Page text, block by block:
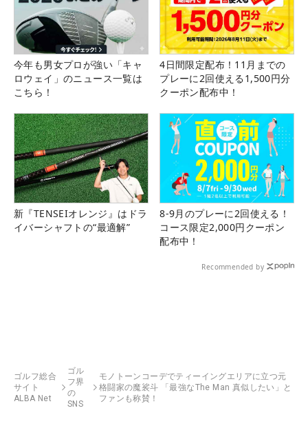
今年も男女プロが強い「キャ
ロウェイ」のニュース一覧は
こちら！
4日間限定配布！11月までの
プレーに2回使える1,500円分
クーポン配布中！
新『TENSEIオレンジ』はドラ
イバーシャフトの“最適解”
8-9月のプレーに2回使える！
コース限定2,000円クーポン
配布中！
Recommended by
ゴルフ総合
サイト
ALBA Net
ゴル
フ界
の
SNS
モノトーンコーデでティーイングエリアに立つ元
格闘家の魔裟斗 「最強なThe Man 真似したい」と
ファンも称賛！